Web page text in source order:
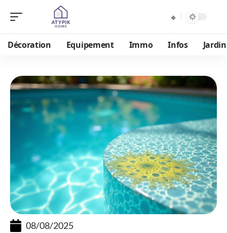
Décoration Equipement Immo Infos Jardin
08/08/2025